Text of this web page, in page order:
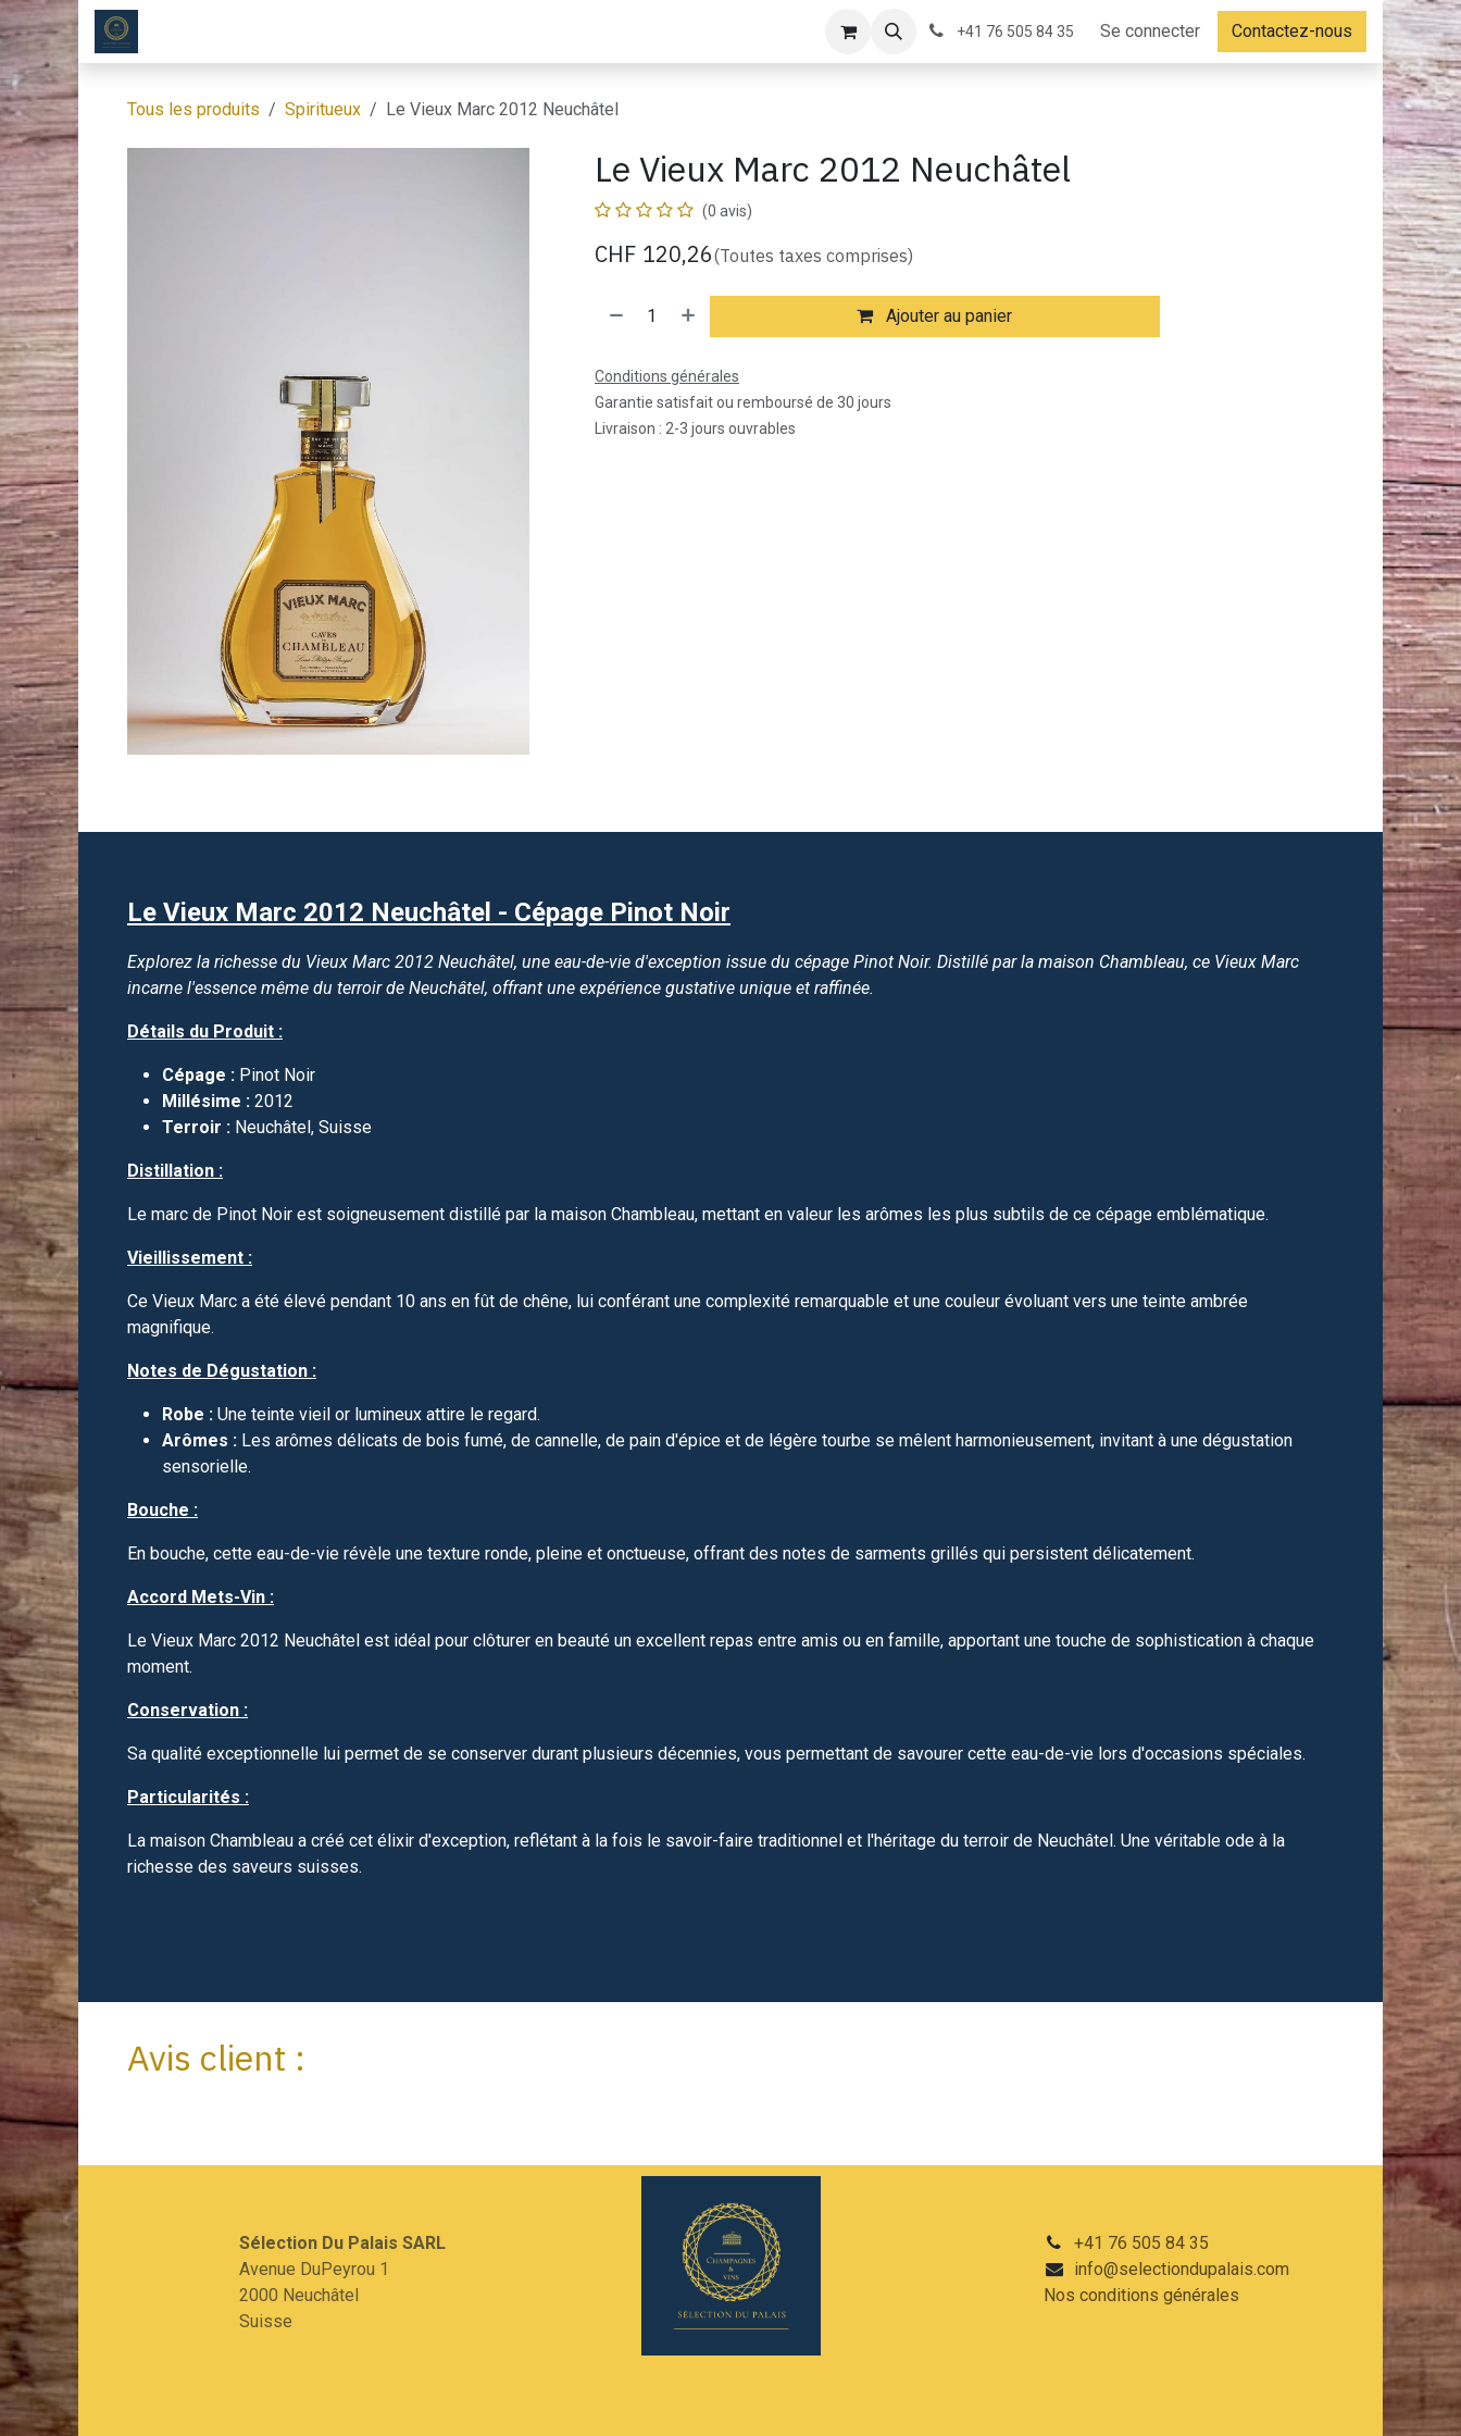
Se rendre au contenu
+41 76 505 84 35 Se connecter Contactez-nous
Tous les produits Spiritueux Le Vieux Marc 2012 Neuchâtel
Le Vieux Marc 2012 Neuchâtel
(0 avis)
CHF 120,26(Toutes taxes comprises)
Ajouter au panier
Conditions générales
Garantie satisfait ou remboursé de 30 jours
Livraison : 2-3 jours ouvrables
Le Vieux Marc 2012 Neuchâtel - Cépage Pinot Noir
Explorez la richesse du Vieux Marc 2012 Neuchâtel, une eau-de-vie d'exception issue du cépage Pinot Noir. Distillé par la maison Chambleau, ce Vieux Marc
incarne l'essence même du terroir de Neuchâtel, offrant une expérience gustative unique et raffinée.
Détails du Produit :
Cépage : Pinot Noir
Millésime : 2012
Terroir : Neuchâtel, Suisse
Distillation :
Le marc de Pinot Noir est soigneusement distillé par la maison Chambleau, mettant en valeur les arômes les plus subtils de ce cépage emblématique.
Vieillissement :
Ce Vieux Marc a été élevé pendant 10 ans en fût de chêne, lui conférant une complexité remarquable et une couleur évoluant vers une teinte ambrée
magnifique.
Notes de Dégustation :
Robe : Une teinte vieil or lumineux attire le regard.
Arômes : Les arômes délicats de bois fumé, de cannelle, de pain d'épice et de légère tourbe se mêlent harmonieusement, invitant à une dégustation
sensorielle.
Bouche :
En bouche, cette eau-de-vie révèle une texture ronde, pleine et onctueuse, offrant des notes de sarments grillés qui persistent délicatement.
Accord Mets-Vin :
Le Vieux Marc 2012 Neuchâtel est idéal pour clôturer en beauté un excellent repas entre amis ou en famille, apportant une touche de sophistication à chaque
moment.
Conservation :
Sa qualité exceptionnelle lui permet de se conserver durant plusieurs décennies, vous permettant de savourer cette eau-de-vie lors d'occasions spéciales.
Particularités :
La maison Chambleau a créé cet élixir d'exception, reflétant à la fois le savoir-faire traditionnel et l'héritage du terroir de Neuchâtel. Une véritable ode à la
richesse des saveurs suisses.
Avis client :
+41 76 505 84 35
info@selectiondupalais.com
Nos conditions générales
Sélection Du Palais SARL​
Avenue DuPeyrou 1
2000 Neuchâtel
Suisse